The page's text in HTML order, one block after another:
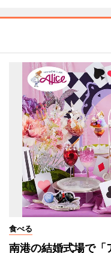
食べる
南港の結婚式場で「